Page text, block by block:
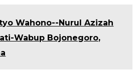
Wahono--Nurul Azizah
Wabup Bojonegoro,